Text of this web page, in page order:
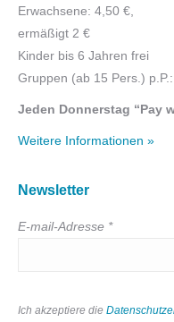
Erwachsene: 4,50 €,
ermäßigt 2 €
Kinder bis 6 Jahren frei
Gruppen (ab 15 Pers.)
Jeden Donnerstag “Pay
Weitere Informationen »
Newsletter
E-mail-Adresse *
Ich akzeptiere die